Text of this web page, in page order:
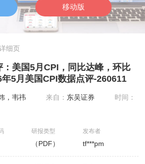
细页
美国5月CPI，同比达峰，环比
5月美国CPI数据点评-260611
，韦祎 来自： 东吴证券
时间：
研报类型
（PDF）
发布者
tf***pm